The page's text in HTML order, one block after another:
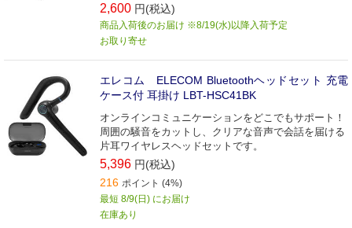
2,600 円(税込)
商品入荷後のお届け ※8/19(水)以降入荷予定
お取り寄せ
エレコム ELECOM Bluetoothヘッドセット 充電
ケース付 耳掛け LBT-HSC41BK
オンラインコミュニケーションをどこでもサポート！
周囲の騒音をカットし、クリアな音声で会話を届ける
片耳ワイヤレスヘッドセットです。
5,396 円(税込)
216 ポイント (4%)
最短 8/9(日) にお届け
在庫あり